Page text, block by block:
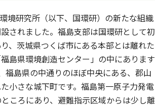
境研究所（以下、国環研）の新たな組織
されました。福島支部は国環研として初
、茨城県つくば市にある本部とは離れた
島県環境創造センター」の中にあります
福島県の中通りのほぼ中央にある、郡山
小さな城下町です。福島第一原子力発電
ころにあり、避難指示区域からは少し離